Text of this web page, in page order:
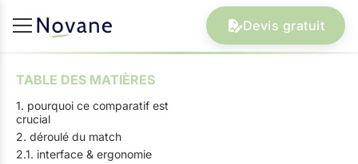
Devis gratuit
TABLE DES MATIÈRES
1. pourquoi ce comparatif est
crucial
2. déroulé du match
2.1. interface & ergonomie